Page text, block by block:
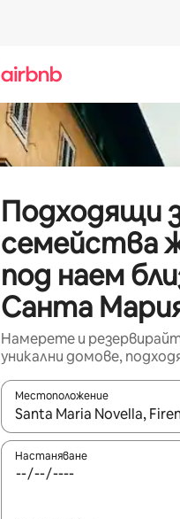
Подходящи
семейства
под наем
Санта
Намерете и
уникални домове,
Местоположение
Когато резултатите се
Настаняване